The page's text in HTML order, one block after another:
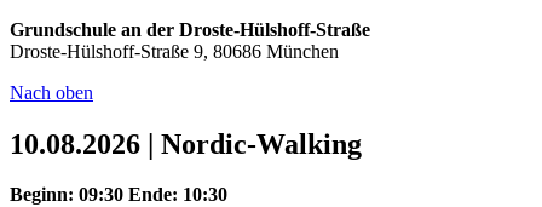
Grundschule an der Droste-Hülshoff-Straße
Droste-Hülshoff-Straße 9, 80686 München
Nach oben
10.08.2026 | Nordic-Walking
Beginn: 09:30 Ende: 10:30